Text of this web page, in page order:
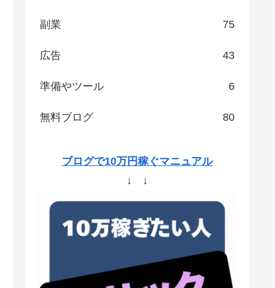
副業 75
広告 43
準備やツール 6
無料ブログ 80
ブログで10万円稼ぐマニュアル
↓ ↓